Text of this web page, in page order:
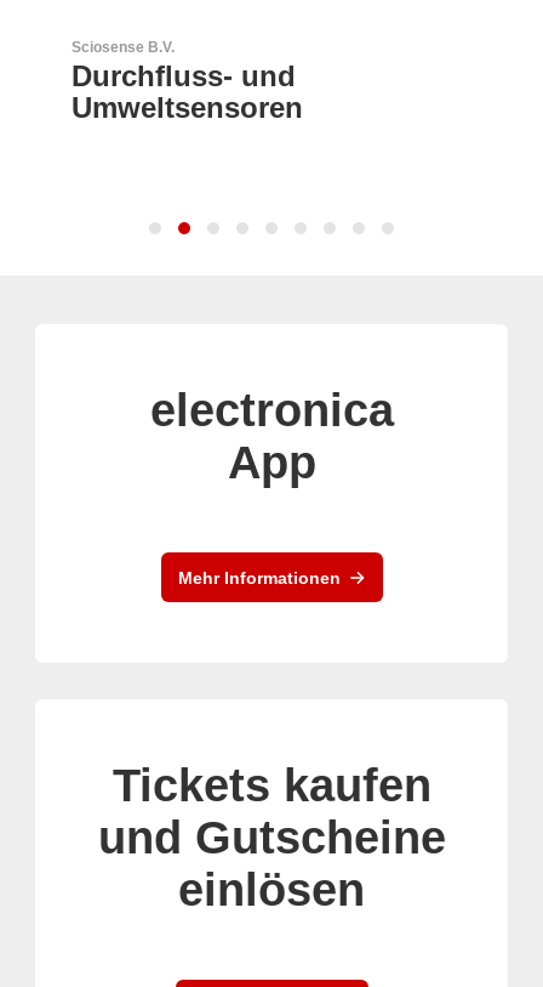
Sciosense B.V.
Durchfluss- und
Umweltsensoren
electronica
App
Mehr Informationen
Tickets kaufen
und Gutscheine
einlösen